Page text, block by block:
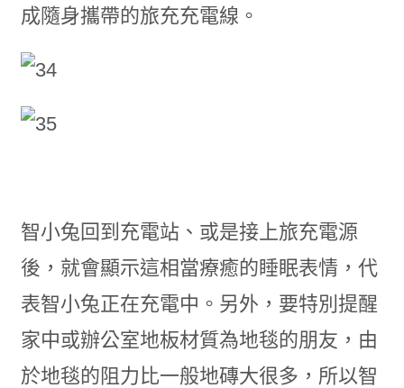
成隨身攜帶的旅充充電線。
智小兔回到充電站、或是接上旅充電源
後，就會顯示這相當療癒的睡眠表情，代
表智小兔正在充電中。另外，要特別提醒
家中或辦公室地板材質為地毯的朋友，由
於地毯的阻力比一般地磚大很多，所以智